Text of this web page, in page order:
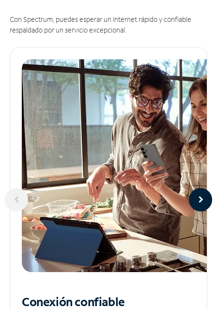
Con Spectrum, puedes esperar un Internet rápido y confiable
respaldado por un servicio excepcional.
Conexión confiable